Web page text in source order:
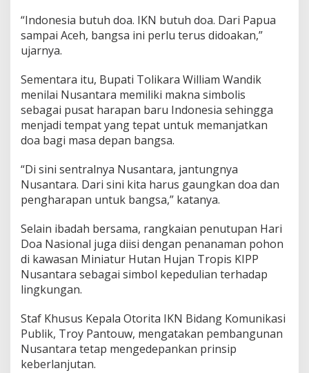
“Indonesia butuh doa. IKN butuh doa. Dari Papua
sampai Aceh, bangsa ini perlu terus didoakan,”
ujarnya.
Sementara itu, Bupati Tolikara William Wandik
menilai Nusantara memiliki makna simbolis
sebagai pusat harapan baru Indonesia sehingga
menjadi tempat yang tepat untuk memanjatkan
doa bagi masa depan bangsa.
“Di sini sentralnya Nusantara, jantungnya
Nusantara. Dari sini kita harus gaungkan doa dan
pengharapan untuk bangsa,” katanya.
Selain ibadah bersama, rangkaian penutupan Hari
Doa Nasional juga diisi dengan penanaman pohon
di kawasan Miniatur Hutan Hujan Tropis KIPP
Nusantara sebagai simbol kepedulian terhadap
lingkungan.
Staf Khusus Kepala Otorita IKN Bidang Komunikasi
Publik, Troy Pantouw, mengatakan pembangunan
Nusantara tetap mengedepankan prinsip
keberlanjutan.